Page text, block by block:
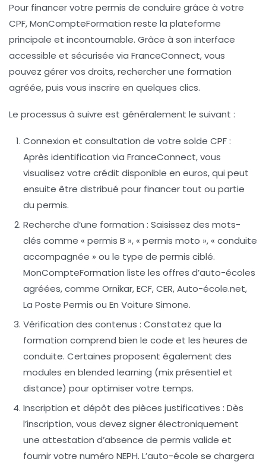
Pour financer votre permis de conduire grâce à votre
CPF, MonCompteFormation reste la plateforme
principale et incontournable. Grâce à son interface
accessible et sécurisée via FranceConnect, vous
pouvez gérer vos droits, rechercher une formation
agréée, puis vous inscrire en quelques clics.
Le processus à suivre est généralement le suivant :
Connexion et consultation de votre solde CPF :
Après identification via FranceConnect, vous
visualisez votre crédit disponible en euros, qui peut
ensuite être distribué pour financer tout ou partie
du permis.
Recherche d’une formation : Saisissez des mots-
clés comme « permis B », « permis moto », « conduite
accompagnée » ou le type de permis ciblé.
MonCompteFormation liste les offres d’auto-écoles
agréées, comme Ornikar, ECF, CER, Auto-école.net,
La Poste Permis ou En Voiture Simone.
Vérification des contenus : Constatez que la
formation comprend bien le code et les heures de
conduite. Certaines proposent également des
modules en blended learning (mix présentiel et
distance) pour optimiser votre temps.
Inscription et dépôt des pièces justificatives : Dès
l’inscription, vous devez signer électroniquement
une attestation d’absence de permis valide et
fournir votre numéro NEPH. L’auto-école se chargera